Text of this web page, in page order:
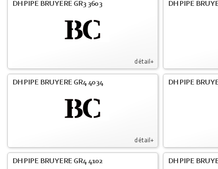
détail+
DH PIPE BRUYERE GR3 3603 DH PIPE
détail+
DH PIPE BRUYERE GR4 4034 DH PIPE
DH PIPE BRUYERE GR4 4102 DH PIPE